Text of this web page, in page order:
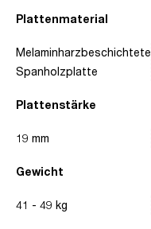
Plattenmaterial
Plattenstärke
Gewicht
Melaminharzbeschichtete
Spanholzplatte
19 mm
41 - 49 kg